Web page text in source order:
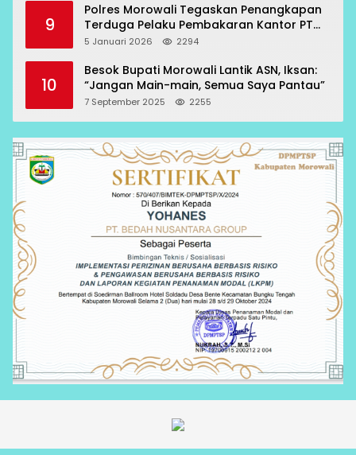
9
Polres Morowali Tegaskan Penangkapan
Terduga Pelaku Pembakaran Kantor PT
RCP Sesuai Prosedur
5 Januari 2026 2294
10
Besok Bupati Morowali Lantik ASN, Iksan:
“Jangan Main-main, Semua Saya Pantau”
7 September 2025 2255